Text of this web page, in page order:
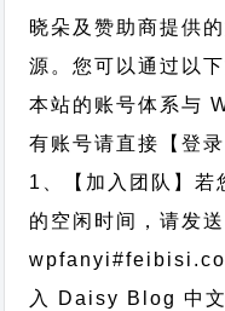
晓朵及赞助商提供
源。您可以通过以下
本站的账号体系与
有账号请直接【登
1、【加入团队】若
的空闲时间，请发送
入 Daisy Blog 中文